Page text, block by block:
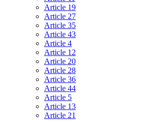
Article 19
Article 27
Article 35
Article 43
Article 4
Article 12
Article 20
Article 28
Article 36
Article 44
Article 5
Article 13
Article 21